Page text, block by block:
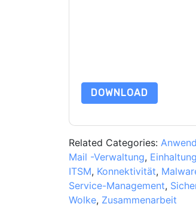
DOWNLOAD
Related Categories:
Mail -Verwaltung, Einhaltung
ITSM, Konnektivität,
Service-Management,
Wolke, Zusammenarbeit